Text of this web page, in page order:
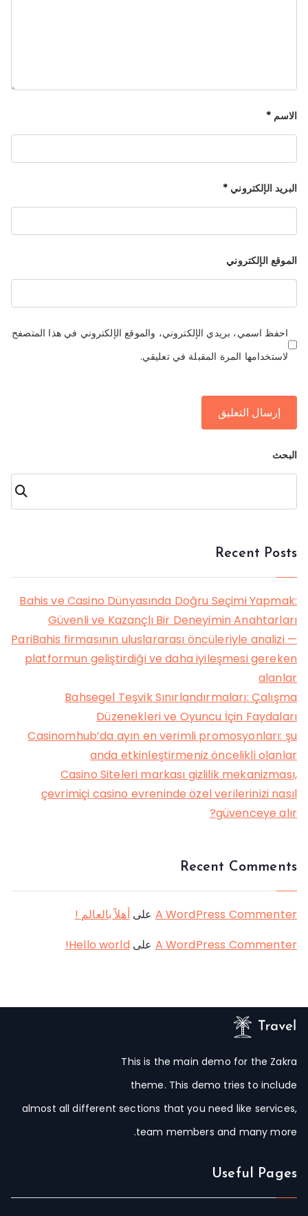
الاسم *
البريد الإلكتروني *
الموقع الإلكتروني
احفظ اسمي، بريدي الإلكتروني، والموقع الإلكتروني في هذا المتصفح
لاستخدامها المرة المقبلة في تعليقي.
البحث
البحث
Recent Posts
Bahis ve Casino Dünyasında Doğru Seçimi Yapmak:
Güvenli ve Kazançlı Bir Deneyimin Anahtarları
PariBahis firmasının uluslararası öncüleriyle analizi —
platformun geliştirdiği ve daha iyileşmesi gereken
alanlar
Bahsegel Teşvik Sınırlandırmaları: Çalışma
Düzenekleri ve Oyuncu İçin Faydaları
Casinomhub’da ayın en verimli promosyonları: şu
anda etkinleştirmeniz öncelikli olanlar
Casino Siteleri markası gizlilik mekanizması,
çevrimiçi casino evreninde özel verilerinizi nasıl
güvenceye alır?
Recent Comments
A WordPress Commenter علىأهلاً بالعالم !
A WordPress Commenter علىHello world!
This is the main demo for the Zakra
theme. This demo tries to include
almost all different sections that you need like services,
team members and many more.
Useful Pages